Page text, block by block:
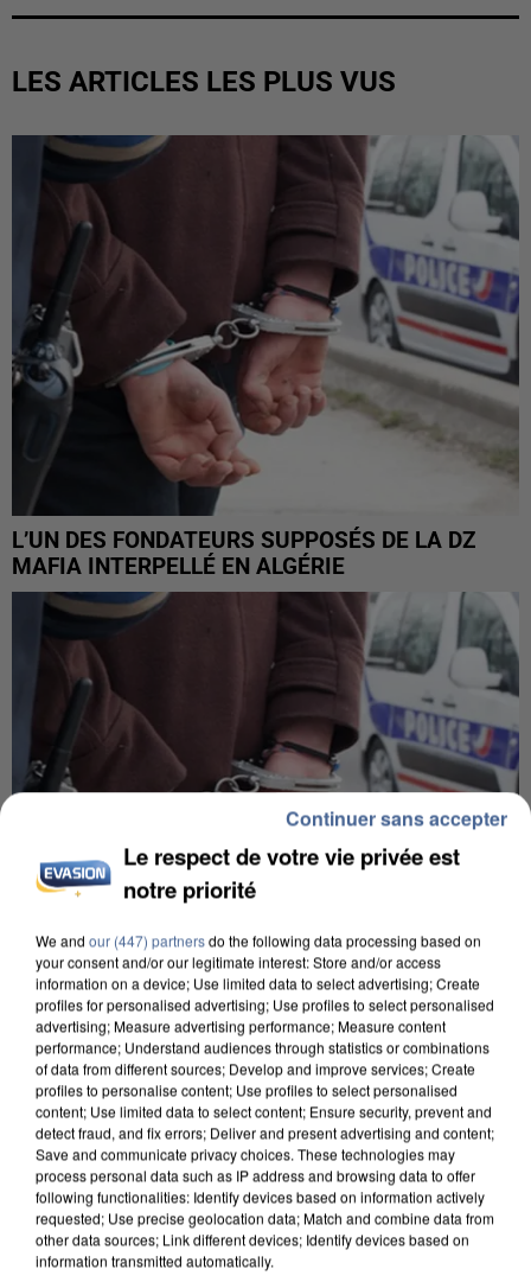
LES ARTICLES LES PLUS VUS
L’UN DES FONDATEURS SUPPOSÉS DE LA DZ
MAFIA INTERPELLÉ EN ALGÉRIE
UN SECOND CADRE DE LA DZ MAFIA
INTERPELLÉ EN ALGÉRIE
Le respect de votre vie privée est
notre priorité
We and our (447) partnersdo the following data processing based on
your consent and/or our legitimate interest: Store and/or access
information on a device; Use limited data to select advertising; Create
profiles for personalised advertising; Use profiles to select personalised
advertising; Measure advertising performance; Measure content
performance; Understand audiences through statistics or combinations
of data from different sources; Develop and improve services; Create
profiles to personalise content; Use profiles to select personalised
content; Use limited data to select content; Ensure security, prevent and
detect fraud, and fix errors; Deliver and present advertising and content;
Save and communicate privacy choices. These technologies may
process personal data such as IP address and browsing data to offer
following functionalities: Identify devices based on information actively
requested; Use precise geolocation data; Match and combine data from
other data sources; Link different devices; Identify devices based on
information transmitted automatically.
Continuer sans accepter